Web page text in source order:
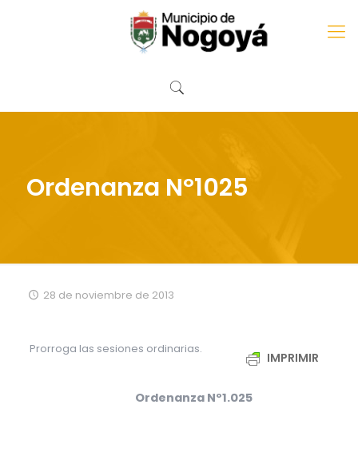
Ordenanza Nº1025
28 de noviembre de 2013
IMPRIMIR
Prorroga las sesiones ordinarias.
Ordenanza Nº1.025